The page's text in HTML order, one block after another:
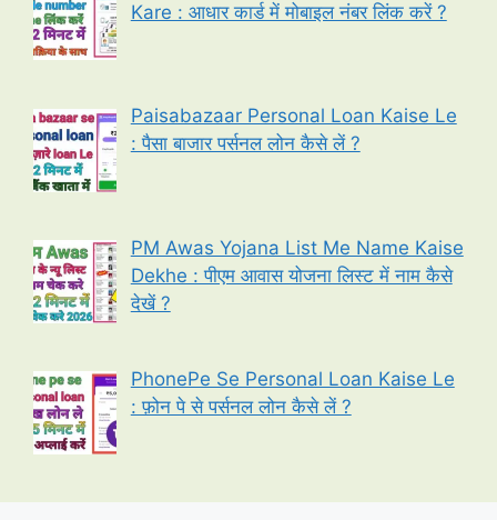
Kare : आधार कार्ड में मोबाइल नंबर लिंक करें ?
Paisabazaar Personal Loan Kaise Le
: पैसा बाजार पर्सनल लोन कैसे लें ?
PM Awas Yojana List Me Name Kaise
Dekhe : पीएम आवास योजना लिस्ट में नाम कैसे
देखें ?
PhonePe Se Personal Loan Kaise Le
: फ़ोन पे से पर्सनल लोन कैसे लें ?